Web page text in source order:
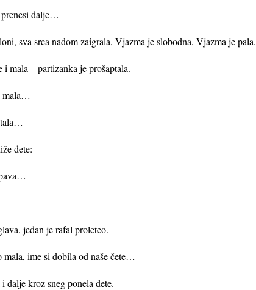
dalje…
sva srca nadom zaigrala, Vjazma je slobodna, Vjazma je pala.
i mala – partizanka je prošaptala.
mala…
dete:
jedan je rafal proleteo.
mala, ime si dobila od naše čete…
dalje kroz sneg ponela dete.